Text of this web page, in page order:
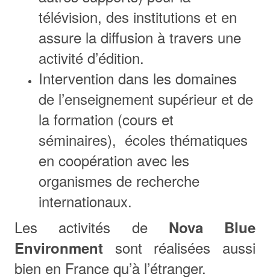
télévision, des institutions et en
assure la diffusion à travers une
activité d’édition.
Intervention dans les domaines
de l’enseignement supérieur et de
la formation (cours et
séminaires), écoles thématiques
en coopération avec les
organismes de recherche
internationaux.
Les activités de Nova Blue
Environment sont réalisées aussi
bien en France qu’à l’étranger.